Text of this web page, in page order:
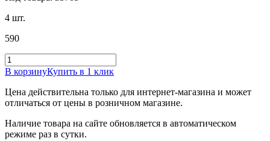
4 шт.
590
В корзинуКупить в 1 клик
Цена действительна только для интернет-магазина и может
отличаться от цены в розничном магазине.
Наличие товара на сайте обновляется в автоматическом
режиме раз в сутки.